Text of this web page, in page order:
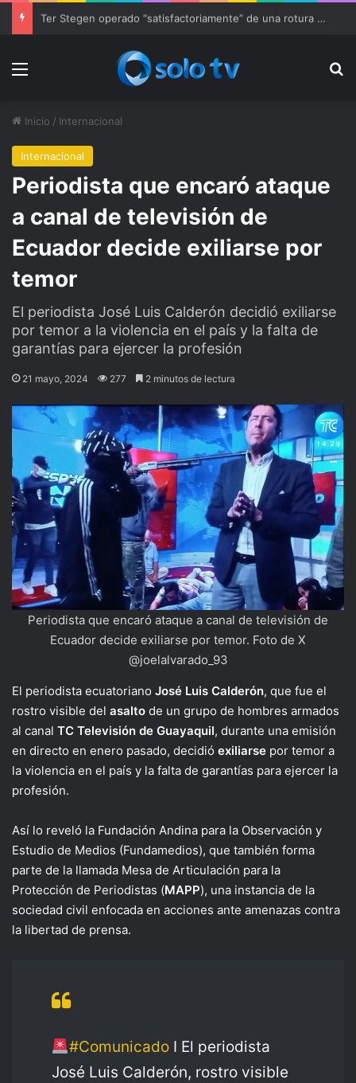
Ter Stegen operado “satisfactoriamente” de una rotura completa del tendón rotuliano
Menu
Inicio / Internacional
Internacional
Periodista que encaró ataque
a canal de televisión de
Ecuador decide exiliarse por
temor
El periodista José Luis Calderón decidió exiliarse
por temor a la violencia en el país y la falta de
garantías para ejercer la profesión
21 mayo, 2024 277 2 minutos de lectura
Periodista que encaró ataque a canal de televisión de
Ecuador decide exiliarse por temor. Foto de X
@joelalvarado_93
El periodista ecuatoriano José Luis Calderón, que fue el
rostro visible del asalto de un grupo de hombres armados
al canal TC Televisión de Guayaquil, durante una emisión
en directo en enero pasado, decidió exiliarse por temor a
la violencia en el país y la falta de garantías para ejercer la
profesión.
Así lo reveló la Fundación Andina para la Observación y
Estudio de Medios (Fundamedios), que también forma
parte de la llamada Mesa de Articulación para la
Protección de Periodistas (MAPP), una instancia de la
sociedad civil enfocada en acciones ante amenazas contra
la libertad de prensa.
#ComunicadoI El periodista
José Luis Calderón, rostro visible